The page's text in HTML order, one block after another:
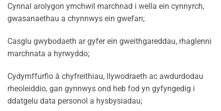
Cynnal arolygon ymchwil marchnad i wella ein cynnyrch,
gwasanaethau a chynnwys ein gwefan;
Casglu gwybodaeth ar gyfer ein gweithgareddau, rhaglenni
marchnata a hyrwyddo;
Cydymffurfio â chyfreithiau, llywodraeth ac awdurdodau
rheoleiddio, gan gynnwys ond heb fod yn gyfyngedig i
ddatgelu data personol a hysbysiadau;